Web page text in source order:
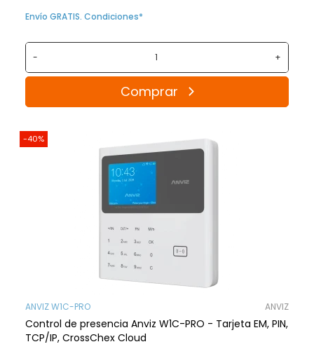
Envío GRATIS. Condiciones*
- +
Comprar
-40%
ANVIZ W1C-PRO ANVIZ
Control de presencia Anviz W1C-PRO - Tarjeta EM, PIN,
TCP/IP, CrossChex Cloud